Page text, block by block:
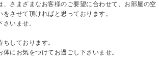
、さまざまなお客様のご要望に合わせて、お部屋の空
させて頂ければと思っております。
いませ。
しております。
にお気をつけてお過ごし下さいませ。